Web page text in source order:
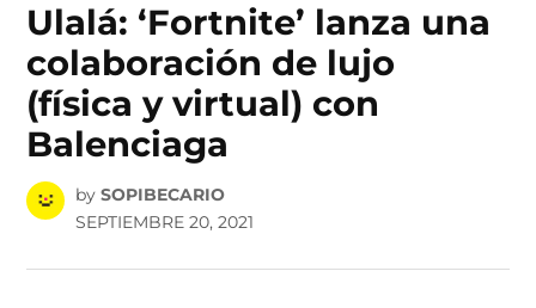
Ulalá: ‘Fortnite’ lanza una
colaboración de lujo
(física y virtual) con
Balenciaga
by SOPIBECARIO
SEPTIEMBRE 20, 2021